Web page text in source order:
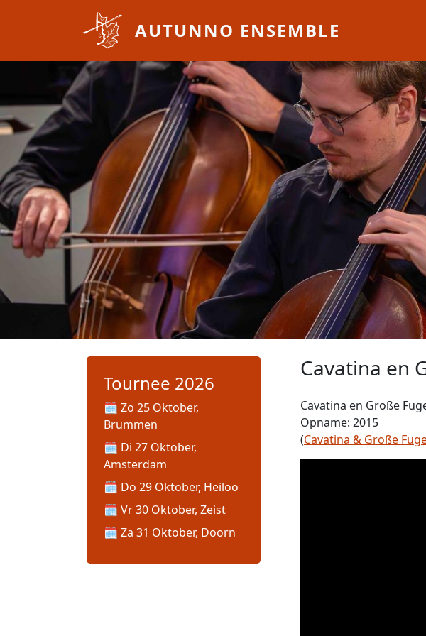
AUTUNNO ENSEMBLE
Tournee 2026
Zo 25 Oktober,
Brummen
Di 27 Oktober,
Amsterdam
Do 29 Oktober, Heiloo
Vr 30 Oktober, Zeist
Za 31 Oktober, Doorn
Cavatina en
Cavatina en Große
Opname: 2015
(Cavatina & Große